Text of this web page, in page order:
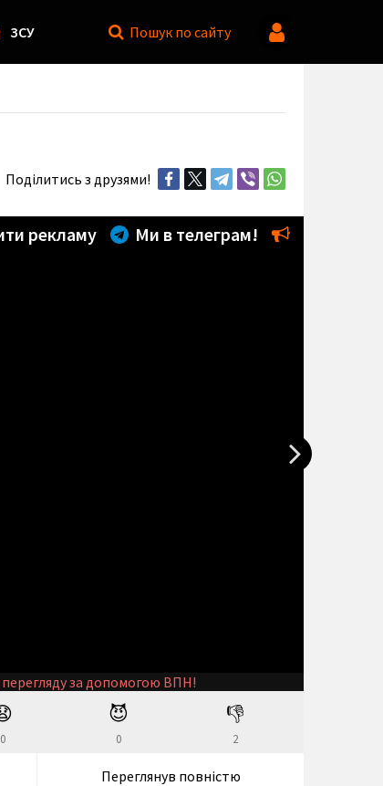
ЗСУ Пошук по сайту
Поділитись з друзями!
рекламу Ми в телеграм!
за допомогою ВПН!
0
😈
0
👎
2
Переглянув повністю